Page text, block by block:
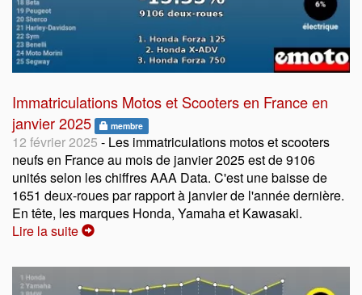
Immatriculations Motos et Scooters en France en
janvier 2025
membre
12 février 2025 - Les immatriculations motos et scooters
neufs en France au mois de janvier 2025 est de 9106
unités selon les chiffres AAA Data. C'est une baisse de
1651 deux-roues par rapport à janvier de l'année dernière.
En tête, les marques Honda, Yamaha et Kawasaki.
Lire la suite